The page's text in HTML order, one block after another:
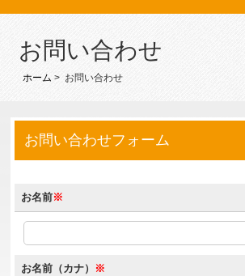
お問い合わせ
ホーム > お問い合わせ
お問い合わせフォーム
お名前※
お名前（カナ） ※